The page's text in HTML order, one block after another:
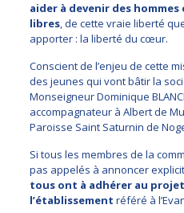
aider à devenir des
libres, de cette vraie liberté
apporter : la liberté du cœur.
Conscient de l’enjeu de cette
des jeunes qui vont bâtir la
Monseigneur Dominique
accompagnateur à Albert de
Paroisse Saint Saturnin de
Si tous les membres de la
pas appelés à annoncer
tous ont à adhérer au
l’établissement référé à